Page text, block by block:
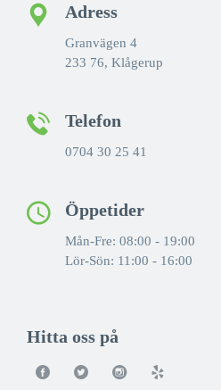
Adress
Granvägen 4
233 76, Klågerup
Telefon
0704 30 25 41
Öppetider
Mån-Fre: 08:00 - 19:00
Lör-Sön: 11:00 - 16:00
Hitta oss på